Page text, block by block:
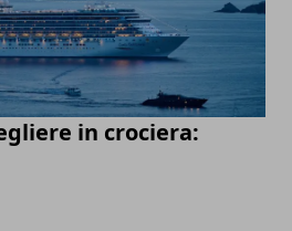
in crociera: